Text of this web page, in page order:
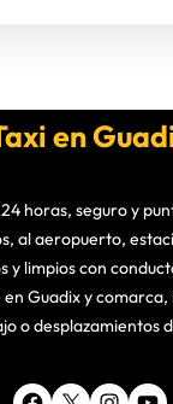
en
horas, seguro y
al aeropuerto,
y limpios con
Guadix y
o desplazamientos